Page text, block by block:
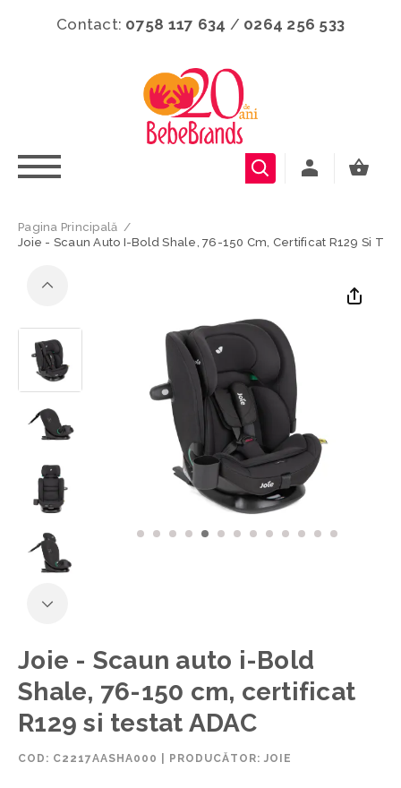
Contact: 0758 117 634 / 0264 256 533
Pagina Principală /
Joie - Scaun Auto I-Bold Shale, 76-150 Cm, Certificat R129 Si
Joie - Scaun auto i-Bold
Shale, 76-150 cm, certificat
R129 si testat ADAC
COD: C2217AASHA000 PRODUCĂTOR: JOIE